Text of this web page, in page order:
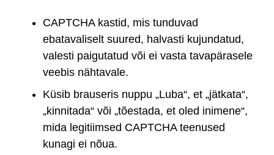
CAPTCHA kastid, mis tunduvad
ebatavaliselt suured, halvasti kujundatud,
valesti paigutatud või ei vasta tavapärasele
veebis nähtavale.
Küsib brauseris nuppu „Luba“, et „jätkata“,
„kinnitada“ või „tõestada, et oled inimene“,
mida legitiimsed CAPTCHA teenused
kunagi ei nõua.